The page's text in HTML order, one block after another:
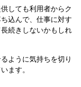
しても利用者からク
込んで、仕事に対す
続きしないかもしれ
ように気持ちを切り
ます。